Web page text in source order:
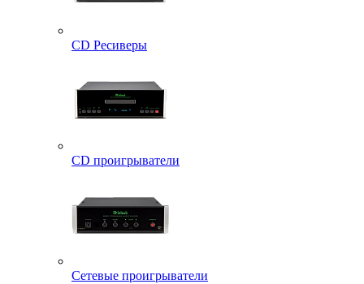
CD Ресиверы
CD проигрыватели
Сетевые проигрыватели